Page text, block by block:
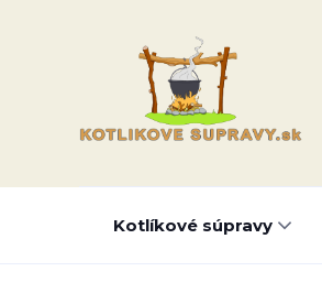
Kotlíkové súpravy